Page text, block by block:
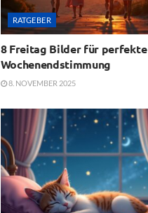
RATGEBER
8 Freitag Bilder für perfekte
Wochenendstimmung
8. NOVEMBER 2025